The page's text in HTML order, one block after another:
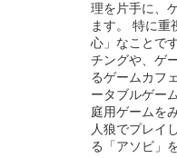
理を片手に、
ます。 特に重
心」なことで
チングや、ゲ
るゲームカフ
ータブルゲー
庭用ゲームを
人狼でプレイ
る「アソビ」